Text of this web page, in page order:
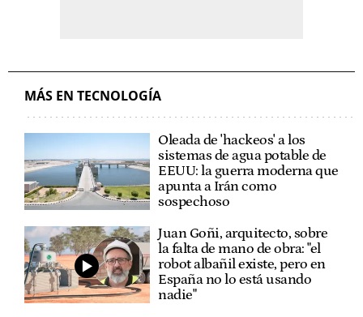
MÁS EN TECNOLOGÍA
Oleada de 'hackeos' a los
sistemas de agua potable de
EEUU: la guerra moderna que
apunta a Irán como
sospechoso
Juan Goñi, arquitecto, sobre
la falta de mano de obra: "el
robot albañil existe, pero en
España no lo está usando
nadie"